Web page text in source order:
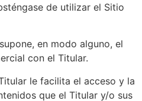
de utilizar el Sitio
en modo alguno, el
con el Titular.
le facilita el acceso y la
que el Titular y/o sus